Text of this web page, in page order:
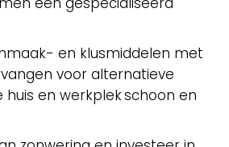
en klusmiddelen met
voor alternatieve
en werkplek schoon en